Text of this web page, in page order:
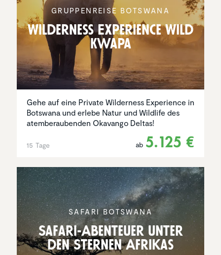
GRUPPEN­REISE BOTSWANA
Wilder­ness Experi­ence Wild
Kwapa
Gehe auf eine Private Wilderness Experience in
Botswana und erlebe Natur und Wildlife des
atemberaubenden Okavango Deltas!
15 Tage ab 5.125 €
SAFARI BOTSWANA
Safari-Abenteuer unter
den Sternen Afrikas